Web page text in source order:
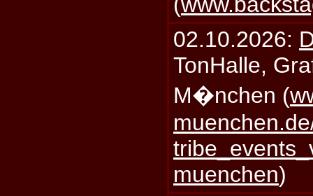
02.10.2026:
TonHalle,
M�nchen (
muenchen)